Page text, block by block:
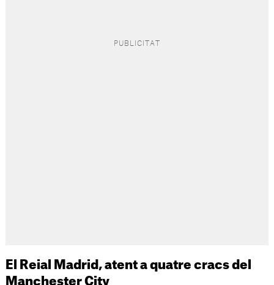
El Reial Madrid, atent a quatre cracs del
Manchester City